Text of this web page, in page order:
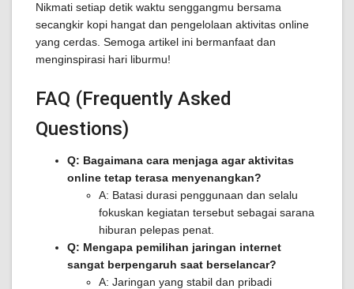
Nikmati setiap detik waktu senggangmu bersama
secangkir kopi hangat dan pengelolaan aktivitas online
yang cerdas. Semoga artikel ini bermanfaat dan
menginspirasi hari liburmu!
FAQ (Frequently Asked
Questions)
Q: Bagaimana cara menjaga agar aktivitas
online tetap terasa menyenangkan?
A: Batasi durasi penggunaan dan selalu
fokuskan kegiatan tersebut sebagai sarana
hiburan pelepas penat.
Q: Mengapa pemilihan jaringan internet
sangat berpengaruh saat berselancar?
A: Jaringan yang stabil dan pribadi